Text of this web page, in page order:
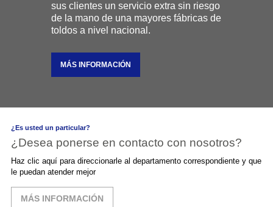
sus clientes un servicio extra sin riesgo
de la mano de una mayores fábricas de
toldos a nivel nacional.
MÁS INFORMACIÓN
¿Es usted un particular?
¿Desea ponerse en contacto con nosotros?
Haz clic aquí para direccionarle al departamento correspondiente y que
le puedan atender mejor
MÁS INFORMACIÓN